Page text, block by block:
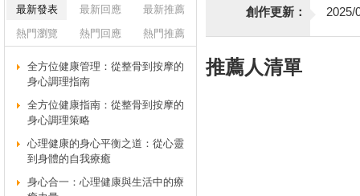
創作更新： 2025/
推薦人清單
最新發表 最新回應
最新推薦
熱門瀏覽
熱門回應 熱門推薦
全方位健康管理：從整骨到按摩的
身心調理指南
全方位健康指南：從整骨到按摩的
身心調理策略
心理健康的身心平衡之道：從心靈
到身體的自我療癒
身心合一：心理健康與生活中的療